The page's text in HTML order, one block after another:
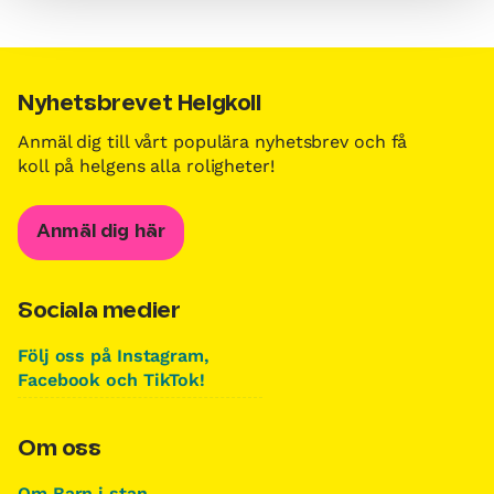
Nyhetsbrevet Helgkoll
Anmäl dig till vårt populära nyhetsbrev och få
koll på helgens alla roligheter!
Anmäl dig här
Sociala medier
Följ oss på Instagram,
Facebook och TikTok!
Om oss